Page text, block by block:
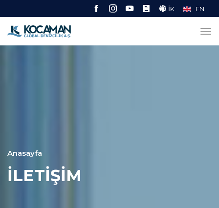
İK EN
Anasayfa
İLETİŞİM